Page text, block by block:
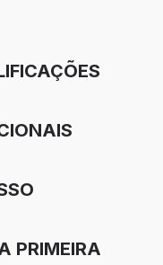
PRIMEIRA